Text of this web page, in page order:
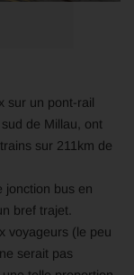
sur un pont-rail
de Millau, ont
sur 211km de
jonction bus en
bref trajet.
voyageurs (le peu
serait pas